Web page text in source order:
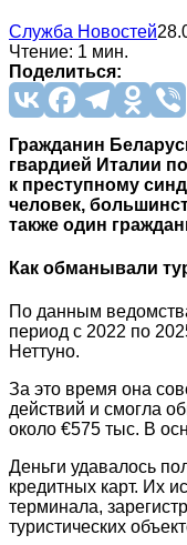
Служба Новостей
Чтение: 1 мин.
Поделиться:
Гражданин
гвардией Италии
к преступному
человек,
также один
Как обманывали
По данным
период с 2022 по
Неттуно.
За это время она
действий и смогла
около €575 тыс. В
Деньги удавалось
кредитных карт. Их
терминала,
туристических